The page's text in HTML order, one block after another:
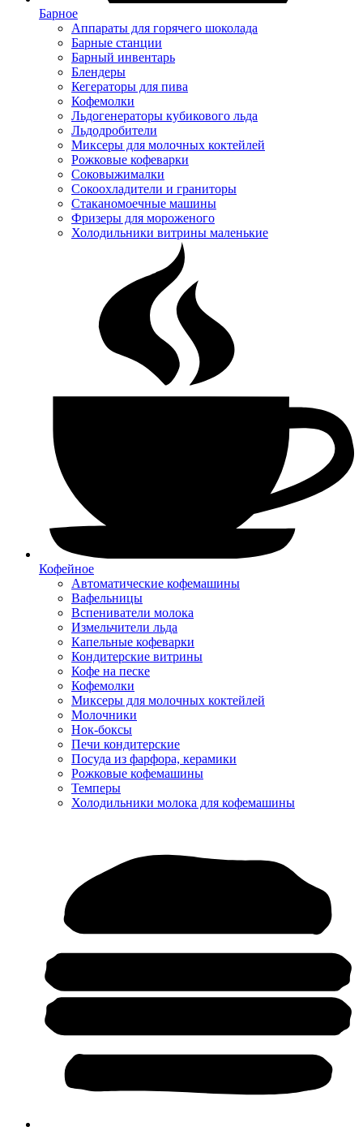
Барное
Аппараты для горячего шоколада
Барные станции
Барный инвентарь
Блендеры
Кегераторы для пива
Кофемолки
Льдогенераторы кубикового льда
Льдодробители
Миксеры для молочных коктейлей
Рожковые кофеварки
Соковыжималки
Сокоохладители и граниторы
Стаканомоечные машины
Фризеры для мороженого
Холодильники витрины маленькие
Кофейное
Автоматические кофемашины
Вафельницы
Вспениватели молока
Измельчители льда
Капельные кофеварки
Кондитерские витрины
Кофе на песке
Кофемолки
Миксеры для молочных коктейлей
Молочники
Нок-боксы
Печи кондитерские
Посуда из фарфора, керамики
Рожковые кофемашины
Темперы
Холодильники молока для кофемашины